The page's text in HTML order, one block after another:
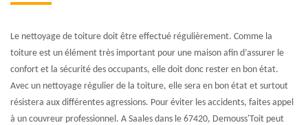
Le nettoyage de toiture doit être effectué régulièrement. Comme la
toiture est un élément très important pour une maison afin d’assurer le
confort et la sécurité des occupants, elle doit donc rester en bon état.
Avec un nettoyage régulier de la toiture, elle sera en bon état et surtout
résistera aux différentes agressions. Pour éviter les accidents, faites appel
à un couvreur professionnel. A Saales dans le 67420, Demouss'Toit peut